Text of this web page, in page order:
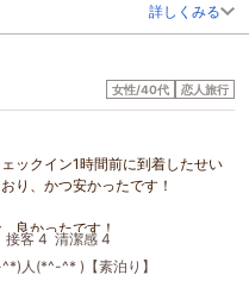
詳しくみる
女性/40代 恋人旅行
ックイン1時間前に到着したせい
り、かつ安かったです！
良かったです！
た。
せん。
接客 4 清潔感 4
人(*^-^* )【素泊り】